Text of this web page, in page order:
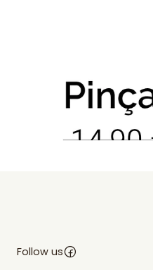
Follow us